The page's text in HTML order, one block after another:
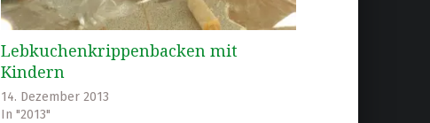
Lebkuchenkrippenbacken mit
Kindern
14. Dezember 2013
In "2013"